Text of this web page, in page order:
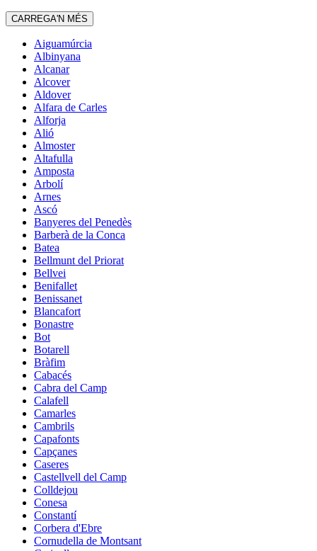
CARREGA'N MÉS
Aiguamúrcia
Albinyana
Alcanar
Alcover
Aldover
Alfara de Carles
Alforja
Alió
Almoster
Altafulla
Amposta
Arbolí
Arnes
Ascó
Banyeres del Penedès
Barberà de la Conca
Batea
Bellmunt del Priorat
Bellvei
Benifallet
Benissanet
Blancafort
Bonastre
Bot
Botarell
Bràfim
Cabacés
Cabra del Camp
Calafell
Camarles
Cambrils
Capafonts
Capçanes
Caseres
Castellvell del Camp
Colldejou
Conesa
Constantí
Corbera d'Ebre
Cornudella de Montsant